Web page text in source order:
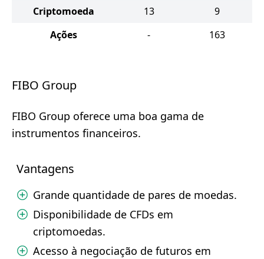
Criptomoeda
13
9
Ações
- 163
FIBO Group
FIBO Group oferece uma boa gama de
instrumentos financeiros.
Vantagens
Grande quantidade de pares de moedas.
Disponibilidade de CFDs em
criptomoedas.
Acesso à negociação de futuros em